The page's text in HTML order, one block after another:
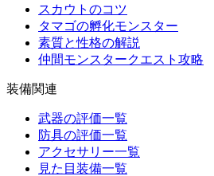
スカウトのコツ
タマゴの孵化モンスター
素質と性格の解説
仲間モンスタークエスト攻略
装備関連
武器の評価一覧
防具の評価一覧
アクセサリー一覧
見た目装備一覧